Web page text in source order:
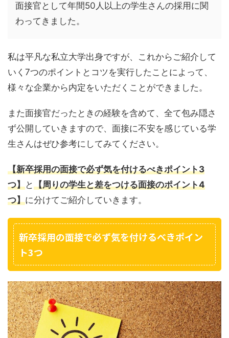
面接官として年間50人以上の学生さんの採用に関
わってきました。
私は平凡な私立大学出身ですが、これからご紹介して
いく7つのポイントとコツを実行したことによって、
様々な企業から内定をいただくことができました。
また面接官だったときの経験を含めて、全て包み隠さ
ず公開していきますので、面接に不安を感じている学
生さんはぜひ参考にしてみてください。
【新卒採用の面接で必ず気を付けるべきポイント3
つ】と【周りの学生と差をつける面接のポイント4
つ】に分けてご紹介していきます。
新卒採用の面接で必ず気を付けるべきポイン
ト3つ